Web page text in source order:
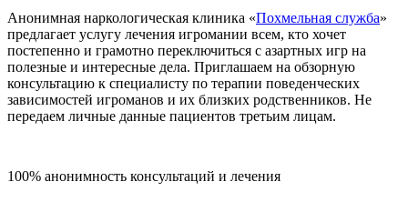
Анонимная наркологическая клиника «Похмельная служба»
предлагает услугу лечения игромании всем, кто хочет
постепенно и грамотно переключиться с азартных игр на
полезные и интересные дела. Приглашаем на обзорную
консультацию к специалисту по терапии поведенческих
зависимостей игроманов и их близких родственников. Не
передаем личные данные пациентов третьим лицам.
100% анонимность консультаций и лечения